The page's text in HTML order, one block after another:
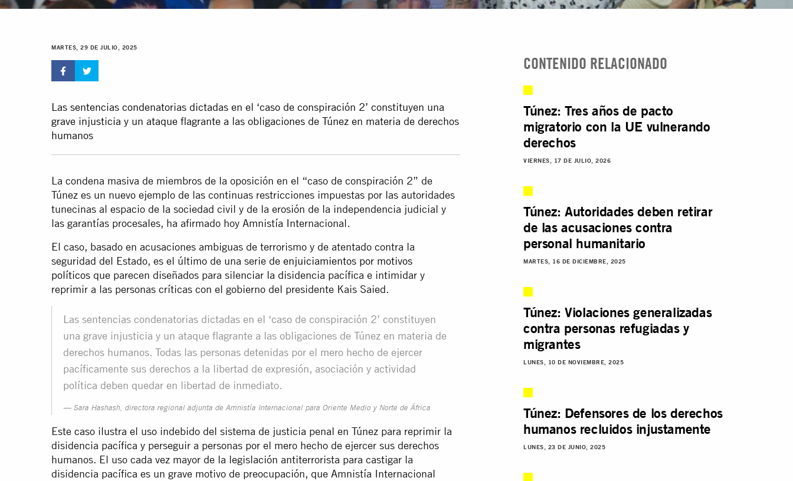
MARTES, 29 DE JULIO, 2025
Las sentencias condenatorias dictadas en el ‘caso de conspiración 2’ constituyen una
grave injusticia y un ataque flagrante a las obligaciones de Túnez en materia de derechos
humanos
La condena masiva de miembros de la oposición en el “caso de conspiración 2” de
Túnez es un nuevo ejemplo de las continuas restricciones impuestas por las autoridades
tunecinas al espacio de la sociedad civil y de la erosión de la independencia judicial y
las garantías procesales, ha afirmado hoy Amnistía Internacional.
El caso, basado en acusaciones ambiguas de terrorismo y de atentado contra la
seguridad del Estado, es el último de una serie de enjuiciamientos por motivos
políticos que parecen diseñados para silenciar la disidencia pacífica e intimidar y
reprimir a las personas críticas con el gobierno del presidente Kais Saied.
Las sentencias condenatorias dictadas en el ‘caso de conspiración 2’ constituyen
una grave injusticia y un ataque flagrante a las obligaciones de Túnez en materia de
derechos humanos. Todas las personas detenidas por el mero hecho de ejercer
pacíficamente sus derechos a la libertad de expresión, asociación y actividad
política deben quedar en libertad de inmediato.
Sara Hashash, directora regional adjunta de Amnistía Internacional para Oriente Medio y Norte de África
Este caso ilustra el uso indebido del sistema de justicia penal en Túnez para reprimir la
disidencia pacífica y perseguir a personas por el mero hecho de ejercer sus derechos
humanos. El uso cada vez mayor de la legislación antiterrorista para castigar la
disidencia pacífica es un grave motivo de preocupación, que Amnistía Internacional
CONTENIDO RELACIONADO
Túnez: Tres años de pacto
migratorio con la UE vulnerando
derechos
VIERNES, 17 DE JULIO, 2026
Túnez: Autoridades deben retirar
de las acusaciones contra
personal humanitario
MARTES, 16 DE DICIEMBRE, 2025
Túnez: Violaciones generalizadas
contra personas refugiadas y
migrantes
LUNES, 10 DE NOVIEMBRE, 2025
Túnez: Defensores de los derechos
humanos recluidos injustamente
LUNES, 23 DE JUNIO, 2025